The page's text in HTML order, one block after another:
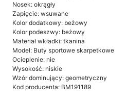
Nosek: okrągły
Zapięcie: wsuwane
Kolor dodatkowy: beżowy
Kolor podeszwy: beżowy
Materiał wkładki: tkanina
Model: Buty sportowe skarpetkowe
Ocieplenie: nie
Wysokość: niskie
Wzór dominujący: geometryczny
Kod producenta: BM191189